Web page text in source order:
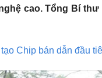
cao. Tổng Bí
Chip bán dẫn đầu